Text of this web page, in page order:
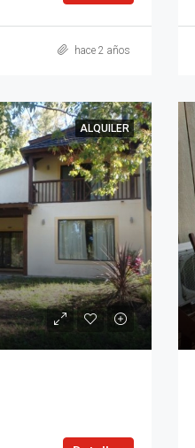
hace 2 años
ALQUILER